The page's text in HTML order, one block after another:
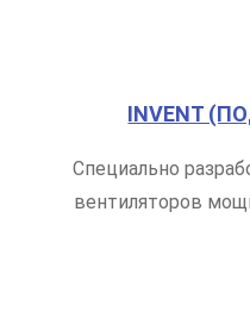
INVENT
Специально
вентиляторов